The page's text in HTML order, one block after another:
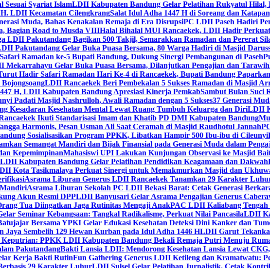
Sesuai Syariat IslamLDII Kabupaten Bandung Gelar Pelatihan Rukyatul Hilal,
LDII Kecamatan CilengkrangSalat Idul Adha 1447 H di Soreang dan
Muda, Bahas Kenakalan Remaja di Era DisrupsiPC LDII Paseh Hadiri
Bagian Road to Musda VIIIHalal Bihalal MUI Rancaekek, LDII Hadir
LDII Pakutandang Bagikan 500 Takjil, Semarakkan Ramadan dan Pererat
Pakutandang Gelar Buka Puasa Bersama, 80 Warga Hadiri di Masjid
Ramadan ke-5 Bupati Bandung, Dukung Sinergi Pembangunan di Paseh
Mekarrahayu Gelar Buka Puasa Bersama, Dilanjutkan Pengajian dan Tarawih
Hadir Safari Ramadan Hari Ke-4 di Rancaekek, Bupati Bandung
LDII Rancaekek Beri Pembekalan 5 Sukses Ramadan di Masjid
H, LDII Kabupaten Bandung Apresiasi Kinerja PemkabSambut Bulan Suci
Padati Masjid Nashrulloh, Awali Ramadan dengan 5 Sukses37 Generasi
Kesadaran Kesehatan Mental Lewat Ruang Tumbuh Keluarga dan DiriLDII
Ikuti Standarisasi Imam dan Khatib PD DMI Kabupaten Bandung
Harmonis, Pesan Usman Ali Saat Ceramah di Masjid Raudhotul Jannah
Sosialisasikan Program PPKK, Libatkan Hampir 500 Ibu-ibu di Cileunyi
Semangat Mandiri dan Bijak Finansial pada Generasi Muda dalam
KepemimpinanMahasiswi UPI Lakukan Kunjungan Observasi ke Masjid
Kabupaten Bandung Gelar Pelatihan Pendidikan Keagamaan dan Dakwah
Kota Tasikmalaya Perkuat Sinergi untuk Memakmurkan Masjid dan
Asrama Liburan Generus LDII Rancaekek Tanamkan 29 Karakter
Asrama Liburan Sekolah PC LDII Bekasi Barat: Cetak Generasi
Akun Resmi DPPLDII Banyusari Gelar Asrama Pengajian Generus
Tua Diingatkan Jaga Rutinitas Mengaji AnakPAC LDII Kaliabang Tengah
Seminar Kebangsaan: Tangkal Radikalisme, Perkuat Nilai PancasilaLDII
Bersama YPKI Gelar Edukasi Kesehatan Deteksi Dini Kanker dan
Sembelih 129 Hewan Kurban pada Idul Adha 1446 HLDII Garut
Keputrian: PPKK LDII Kabupaten Bandung Bekali Remaja Putri Menuju
PakutandangBakti Lansia LDII: Mendorong Kesehatan Lansia Lewat
Kerja Bakti RutinFun Gathering Generus LDII Ketileng dan Kramatwatu: